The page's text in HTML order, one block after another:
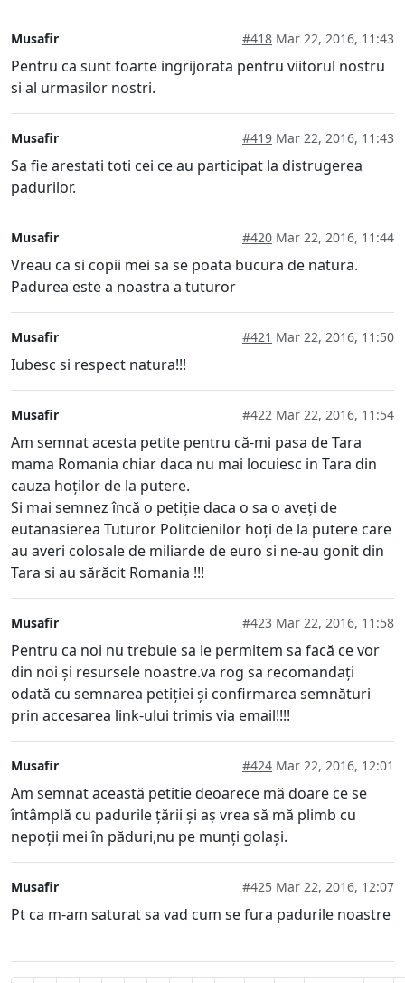
Musafir #418 Mar 22, 2016, 11:43
Pentru ca sunt foarte ingrijorata pentru viitorul nostru
si al urmasilor nostri.
Musafir #419 Mar 22, 2016, 11:43
Sa fie arestati toti cei ce au participat la distrugerea
padurilor.
Musafir #420 Mar 22, 2016, 11:44
Vreau ca si copii mei sa se poata bucura de natura.
Padurea este a noastra a tuturor
Musafir #421 Mar 22, 2016, 11:50
Iubesc si respect natura!!!
Musafir #422 Mar 22, 2016, 11:54
Am semnat acesta petite pentru că-mi pasa de Tara
mama Romania chiar daca nu mai locuiesc in Tara din
cauza hoților de la putere.
Si mai semnez încă o petiție daca o sa o aveți de
eutanasierea Tuturor Politcienilor hoți de la putere care
au averi colosale de miliarde de euro si ne-au gonit din
Tara si au sărăcit Romania !!!
Musafir #423 Mar 22, 2016, 11:58
Pentru ca noi nu trebuie sa le permitem sa facă ce vor
din noi și resursele noastre.va rog sa recomandați
odată cu semnarea petiției și confirmarea semnături
prin accesarea link-ului trimis via email!!!!
Musafir #424 Mar 22, 2016, 12:01
Am semnat această petitie deoarece mă doare ce se
întâmplă cu padurile țării și aș vrea să mă plimb cu
nepoții mei în păduri,nu pe munți golași.
Musafir #425 Mar 22, 2016, 12:07
Pt ca m-am saturat sa vad cum se fura padurile noastre